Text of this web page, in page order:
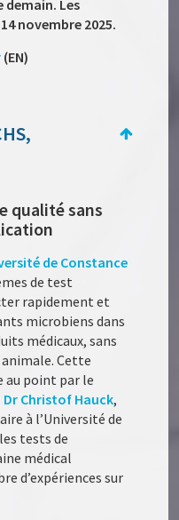
Les
novembre 2025.
(EN)
qualité sans
de Constance
de test
rapidement et
microbiens dans
médicaux, sans
Cette
au point par le
Dr Christof Hauck,
à l’Université de
tests de
médical
d’expériences sur